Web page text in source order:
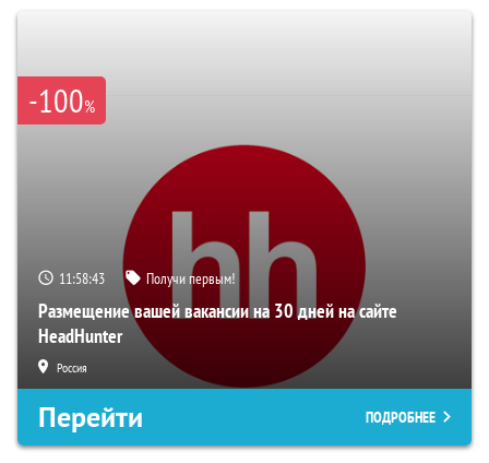
-100%
11:58:42 Получи первым!
Размещение вашей вакансии на 30 дней на сайте
HeadHunter
Россия
Перейти ПОДРОБНЕЕ